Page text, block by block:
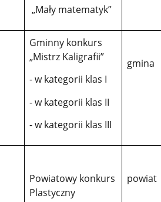
„Mały matematyk”
Gminny konkurs
„Mistrz Kaligrafii”
- w kategorii klas I
- w kategorii klas II
- w kategorii klas III
gmina
Powiatowy konkurs
Plastyczny
powiat